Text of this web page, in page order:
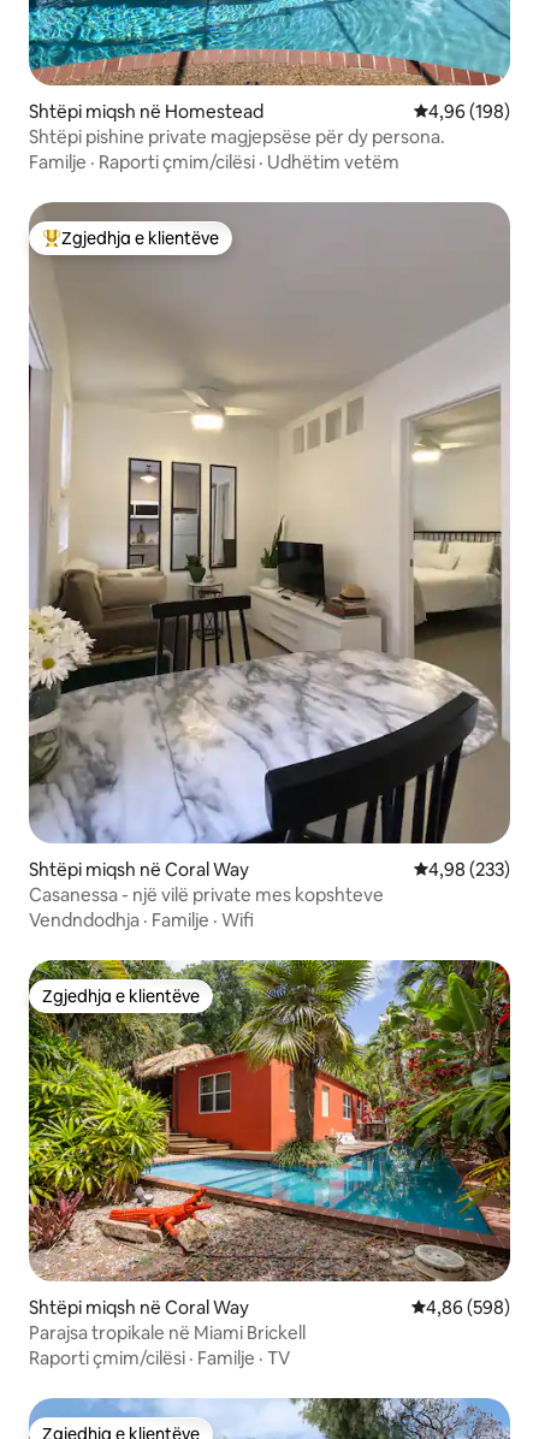
Shtëpi miqsh në Homestead Vlerësimi
4,96 (198)
Shtëpi pishine private magjepsëse për dy persona.
Familje · Raporti çmim/cilësi · Udhëtim vetëm
Më të mirat e zgjedhjeve të klientëve
Zgjedhja e klientëve
Shtëpi miqsh në Coral Way Vlerësimi
4,98 (233)
Casanessa - një vilë private mes kopshteve
Vendndodhja · Familje · Wifi
Zgjedhja e klientëve
Zgjedhja e klientëve
Shtëpi miqsh në Coral Way Vlerësimi
4,86 (598)
Parajsa tropikale në Miami Brickell
Raporti çmim/cilësi · Familje · TV
Zgjedhja e klientëve